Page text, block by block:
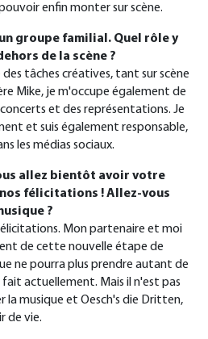
enfin monter sur scène.
groupe familial. Quel rôle y
de la scène ?
tâches créatives, tant sur scène
Mike, je m'occupe également de
et des représentations. Je
et suis également responsable,
les médias sociaux.
allez bientôt avoir votre
félicitations ! Allez-vous
?
Mon partenaire et moi
de cette nouvelle étape de
ne pourra plus prendre autant de
fait actuellement. Mais il n'est pas
musique et Oesch's die Dritten,
de vie.